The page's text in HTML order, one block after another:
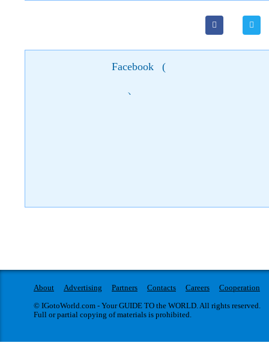
Facebook (
)
About Advertising Partners Contacts Careers
Cooperation
© IGotoWorld.com - Your GUIDE TO the WORLD. All rights reserved.
Full or partial copying of materials is prohibited.